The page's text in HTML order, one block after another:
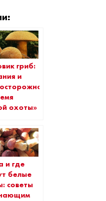
гриб:
и
охоты»
и где
белые
советы